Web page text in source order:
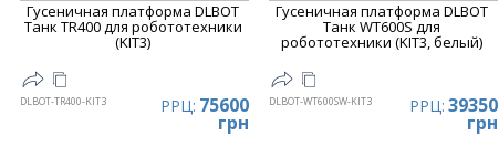
Гусеничная платформа DLBOT
Танк TR400 для робототехники
(KIT3)
DLBOT-TR400-KIT3 РРЦ: 75600
грн
Гусеничная платформа DLBOT
Танк WT600S для
робототехники (KIT3, белый)
DLBOT-WT600SW-KIT3 РРЦ: 39350
грн